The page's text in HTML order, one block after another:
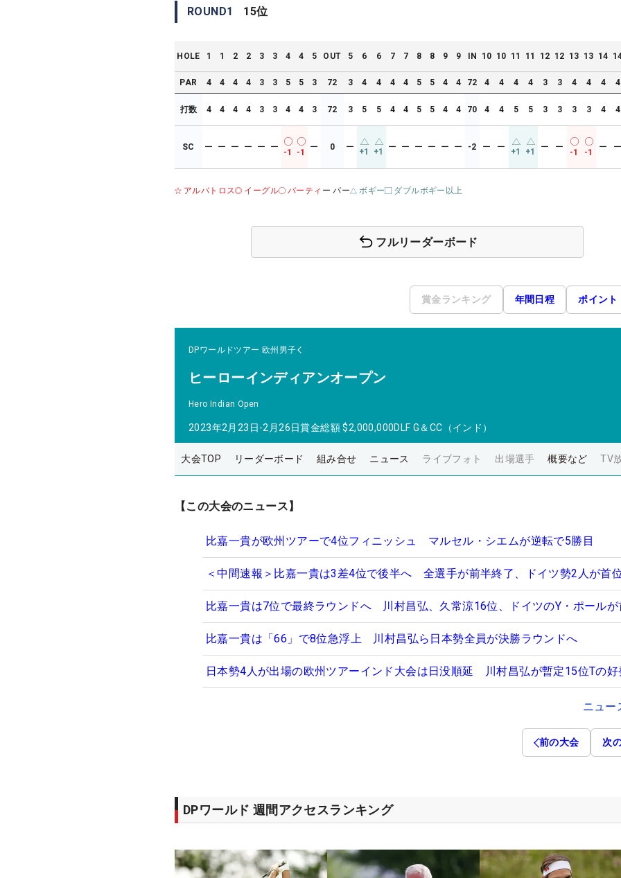
ROUND1 15位
HOLE 1 1 2 2 3 3 4 4 5 OUT 5 6 6 7 7 8 8 9 9 IN 10 10 11 11 12 12 13 13 14
PAR 4 4 4 4 3 3 5 5 3 72 3 4 4 4 4 5 5 4 4 72 4 4 4 4 3 3 4 4 4 4
打数 4 4 4 4 3 3 4 4 3 72 3 5 5 4 4 5 5 4 4 70 4 4 5 5 3 3 3 3 4 4
SC ー ー ー ー ー ー
-1 -1
ー 0 ー +1 +1 ー ー ー ー ー ー -2 ー ー +1 +1 ー ー
-1 -1
ー
アルバトロス イーグル バーティ ー パー ボギー ダブルボギー以上
フルリーダーボード
賞金ランキング 年間日程 ポイント
DPワールドツアー 欧州男子
ヒーローインディアンオープン
Hero Indian Open
2023年2月23日-2月26日賞金総額 $2,000,000DLF G＆CC（インド）
大会TOP リーダーボード 組み合せ ニュース ライブフォト 出場選手 概要など TV
【この大会のニュース】
比嘉一貴が欧州ツアーで4位フィニッシュ マルセル・シエムが逆転で5勝目
＜中間速報＞比嘉一貴は3差4位で後半へ 全選手が前半終了、ドイツ勢2人が首
比嘉一貴は7位で最終ラウンドへ 川村昌弘、久常涼16位、ドイツのY・ポールが
比嘉一貴は「66」で8位急浮上 川村昌弘ら日本勢全員が決勝ラウンドへ
日本勢4人が出場の欧州ツアーインド大会は日没順延 川村昌弘が暫定15位Tの好
ニュー
前の大会 次
DPワールド 週間アクセスランキング